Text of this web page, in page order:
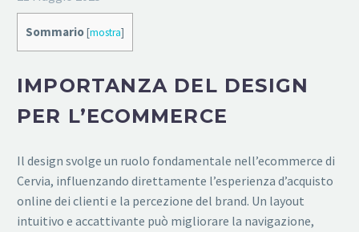
Sommario[mostra]
IMPORTANZA DEL DESIGN
PER L’ECOMMERCE
Il design svolge un ruolo fondamentale nell’ecommerce di
Cervia, influenzando direttamente l’esperienza d’acquisto
online dei clienti e la percezione del brand. Un layout
intuitivo e accattivante può migliorare la navigazione,